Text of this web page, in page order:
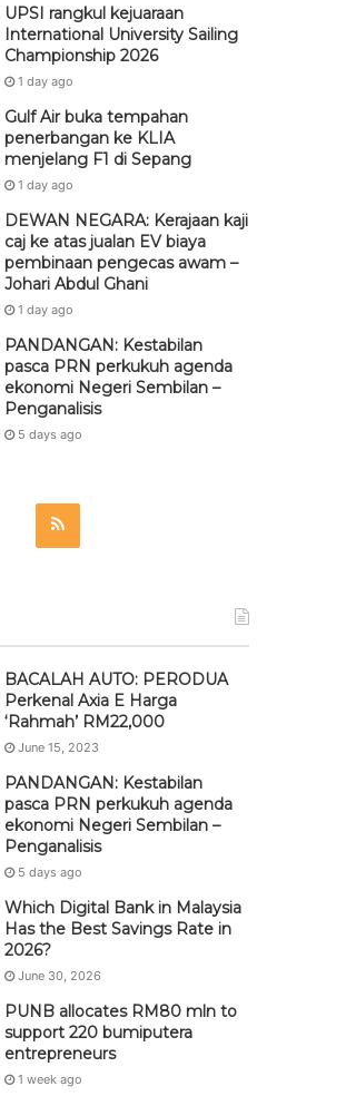
UPSI rangkul kejuaraan
International University Sailing
Championship 2026
1 day ago
Gulf Air buka tempahan
penerbangan ke KLIA
menjelang F1 di Sepang
1 day ago
DEWAN NEGARA: Kerajaan kaji
caj ke atas jualan EV biaya
pembinaan pengecas awam –
Johari Abdul Ghani
1 day ago
PANDANGAN: Kestabilan
pasca PRN perkukuh agenda
ekonomi Negeri Sembilan –
Penganalisis
5 days ago
R
BACALAH AUTO: PERODUA
Perkenal Axia E Harga
‘Rahmah’ RM22,000
June 15, 2023
PANDANGAN: Kestabilan
pasca PRN perkukuh agenda
ekonomi Negeri Sembilan –
Penganalisis
5 days ago
Which Digital Bank in Malaysia
Has the Best Savings Rate in
2026?
June 30, 2026
PUNB allocates RM80 mln to
support 220 bumiputera
entrepreneurs
1 week ago